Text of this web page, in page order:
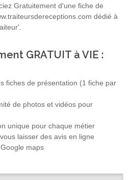
Gratuitement d'une fiche de
dédié à
GRATUIT à VIE :
fiches de présentation (1 fiche par
de photos et vidéos pour
unique pour chaque métier
laisser des avis en ligne
maps